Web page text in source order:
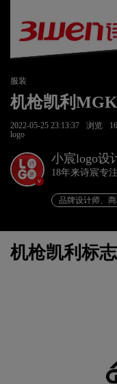
服装
机枪凯利
2022-05-25 23:13:37 浏览
logo
v
小宸logo设
18年来诗宸专
品牌设计师、
机枪凯利标